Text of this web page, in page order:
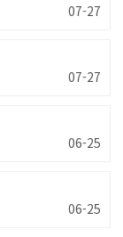
07-27
07-27
06-25
06-25